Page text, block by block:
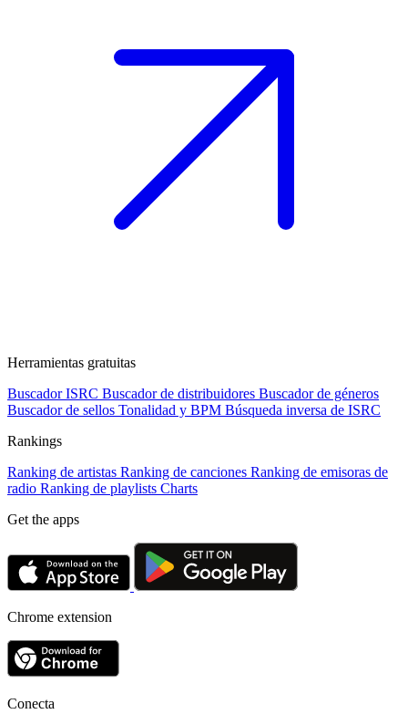
Herramientas gratuitas
Buscador ISRC Buscador de distribuidores Buscador de géneros
Buscador de sellos Tonalidad y BPM Búsqueda inversa de ISRC
Rankings
Ranking de artistas Ranking de canciones Ranking de emisoras de
radio Ranking de playlists Charts
Get the apps
Chrome extension
Conecta